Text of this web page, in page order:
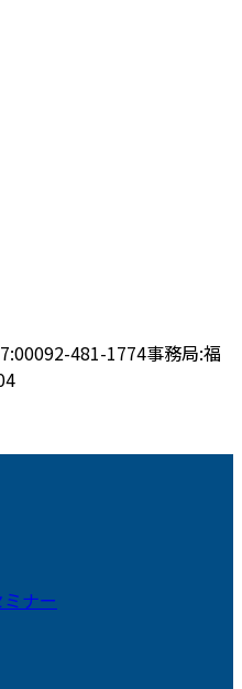
092-481-1774事務局:福
ナー